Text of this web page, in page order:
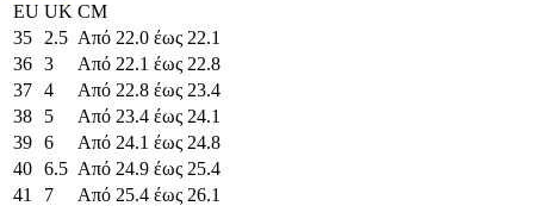
EU UK CM
35
2.5 Από 22.0 έως 22.1
36 3
Από 22.1 έως 22.8
37 4
Από 22.8 έως 23.4
38
5
Από 23.4 έως 24.1
39 6
Από 24.1 έως 24.8
40 6.5 Από 24.9 έως 25.4
41
7
Από 25.4 έως 26.1